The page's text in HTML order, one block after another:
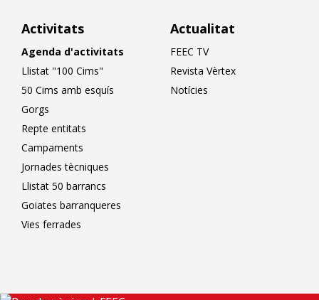
Activitats
Agenda d'activitats
Llistat "100 Cims"
50 Cims amb esquís
Gorgs
Repte entitats
Campaments
Jornades tècniques
Llistat 50 barrancs
Goiates barranqueres
Vies ferrades
Actualitat
FEEC TV
Revista Vèrtex
Notícies